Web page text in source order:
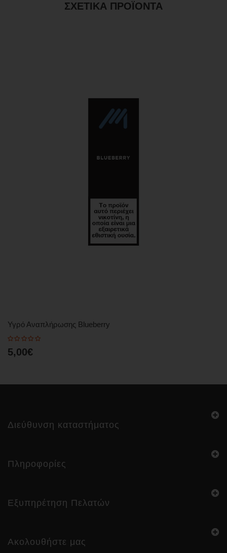
ΣΧΕΤΙΚΆ ΠΡΟΪΌΝΤΑ
Υγρό Αναπλήρωσης Blueberry
5,00€
Διεύθυνση καταστήματος
Πληροφορίες
Εξυπηρέτηση Πελατών
Ακολουθήστε μας